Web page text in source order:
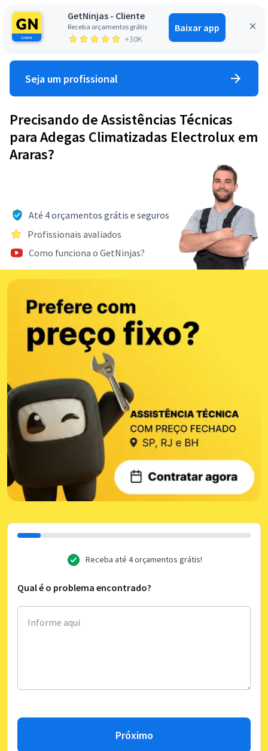
GetNinjas - Cliente
Receba orçamentos grátis
+30K
Baixar app
Entrar
Seja um profissional
Precisando de Assistências Técnicas
para Adegas Climatizadas Electrolux em
Araras?
Até 4 orçamentos grátis e seguros
Profissionais avaliados
Como funciona o GetNinjas?
Receba até 4 orçamentos grátis!
Qual é o problema encontrado?
Próximo